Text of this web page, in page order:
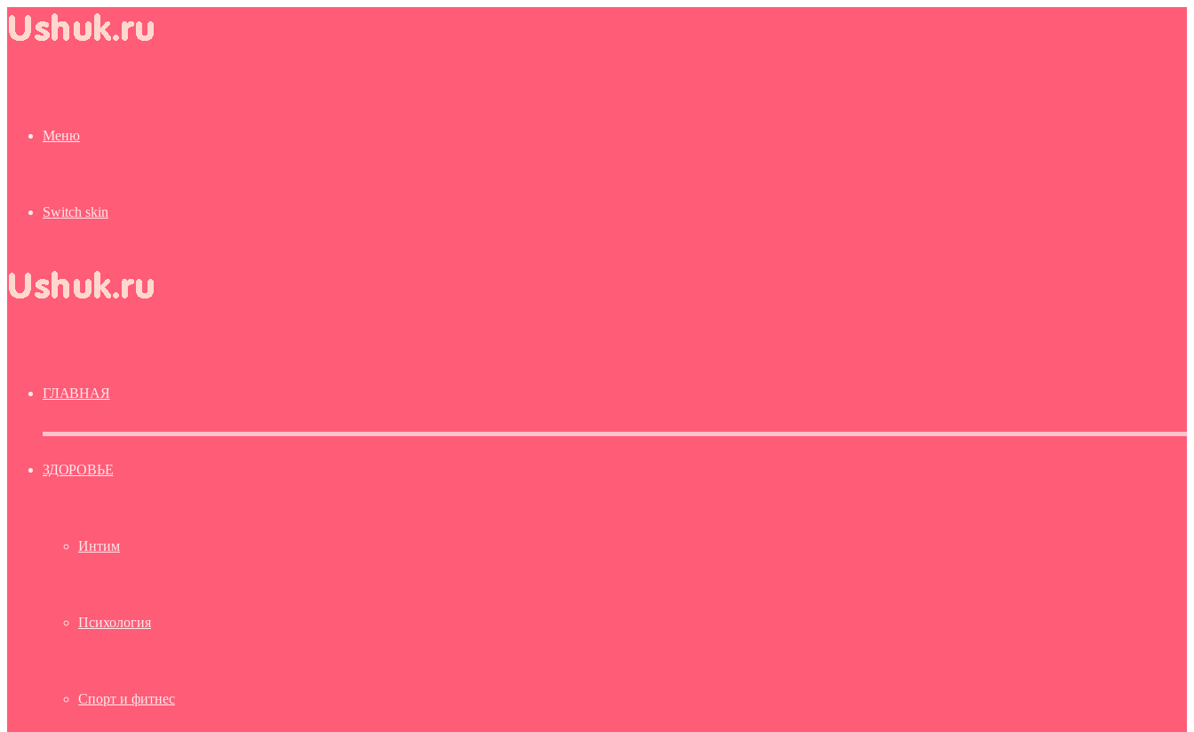
Меню
Switch skin
ГЛАВНАЯ
ЗДОРОВЬЕ
Интим
Психология
Спорт и фитнес